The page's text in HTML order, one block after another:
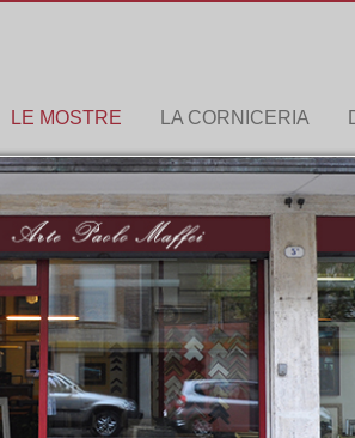
LE MOSTRE LA CORNICERIA